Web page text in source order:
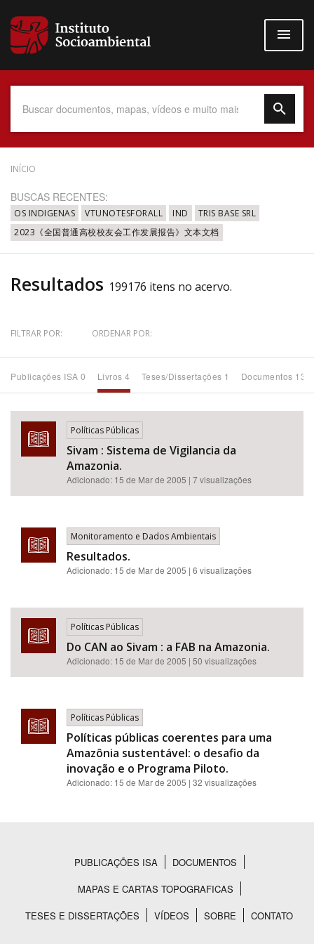
para
conteúdo
Data do Documento
Até
Tema
Subtema
Área de Levantamento
Área Protegida
INÍCIO
BUSCAS RECENTES:
OS INDIGENAS VTUNOTESFORALL IND
TRIS BASE SRL
2023《全国普通高校校友会工作发展报告》文本文档
Resultados 199176 itens no acervo.
FILTRAR POR: ORDENAR POR:
Publicações ISA 0 Livros 4 Teses/Dissertações 1 Documentos 13
Políticas Públicas
Sivam : Sistema de Vigilancia da
Amazonia.
Adicionado: 15 de Mar de 2005 | 7 visualizações
Monitoramento e Dados Ambientais
Resultados.
Adicionado: 15 de Mar de 2005 | 6 visualizações
Políticas Públicas
Do CAN ao Sivam : a FAB na Amazonia.
Adicionado: 15 de Mar de 2005 | 50 visualizações
Políticas Públicas
Políticas públicas coerentes para uma
Amazônia sustentável: o desafio da
inovação e o Programa Piloto.
Adicionado: 15 de Mar de 2005 | 32 visualizações
Rodapé
PUBLICAÇÕES ISA
DOCUMENTOS
MAPAS E CARTAS TOPOGRAFICAS
TESES E DISSERTAÇÕES
VÍDEOS SOBRE CONTATO